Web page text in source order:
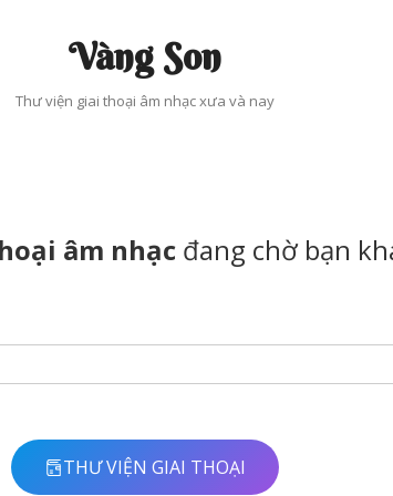
Vàng Son
Thư viện giai thoại âm nhạc xưa và nay
âm nhạcđang chờ bạn
THƯ VIỆN GIAI THOẠI